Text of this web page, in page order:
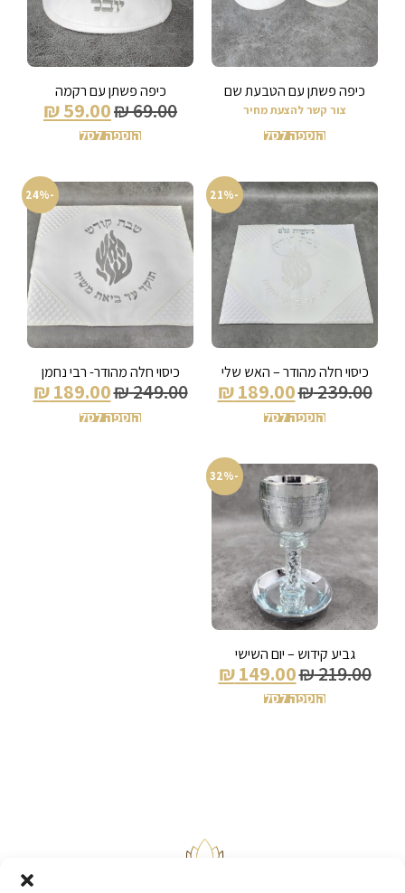
כיפה פשתן עם הטבעת שם
צור קשר להצעת מחיר
הוספה לסל
כיפה פשתן עם רקמה
₪69.00
₪59.00
הוספה לסל
-21%
כיסוי חלה מהודר – האש שלי
₪239.00
₪189.00
הוספה לסל
-24%
כיסוי חלה מהודר- רבי נחמן
₪249.00
₪189.00
הוספה לסל
-32%
גביע קידוש – יום השישי
₪219.00
₪149.00
הוספה לסל